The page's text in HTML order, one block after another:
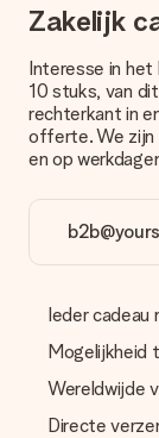
met onze
Betalen
Hoe kan ik
Wij bieden de
creditcard of
overboeking
cadeau.
Wat als het
We vinden het
klantenservice,
passende
Zakelijk
Interesse in het
10 stuks, van
rechterkant in
offerte. We zijn
en op
Ieder cadeau
Mogelijkheid
Wereldwijde
Directe